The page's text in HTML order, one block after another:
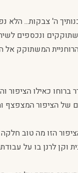
ה' צבקות...
ונכספים
המשתוקק אל
ברוחו כאילו הציפור
של הציפור המצפצף
הציפור הזו מה טוב
וקן לרנן בו על